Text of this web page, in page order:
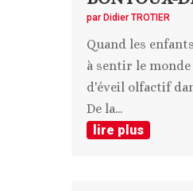
par Didier TROTIER
Quand les
à sentir le
d'éveil olfactif
De la...
lire plus